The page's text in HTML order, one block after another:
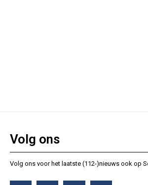
Volg ons
Volg ons voor het laatste (112-)nieuws ook op